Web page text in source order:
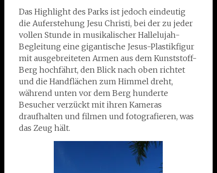
Das Highlight des Parks ist jedoch eindeutig
die Auferstehung Jesu Christi, bei der zu jeder
vollen Stunde in musikalischer Hallelujah-
Begleitung eine gigantische Jesus-Plastikfigur
mit ausgebreiteten Armen aus dem Kunststoff-
Berg hochfährt, den Blick nach oben richtet
und die Handflächen zum Himmel dreht,
während unten vor dem Berg hunderte
Besucher verzückt mit ihren Kameras
draufhalten und filmen und fotografieren, was
das Zeug hält.